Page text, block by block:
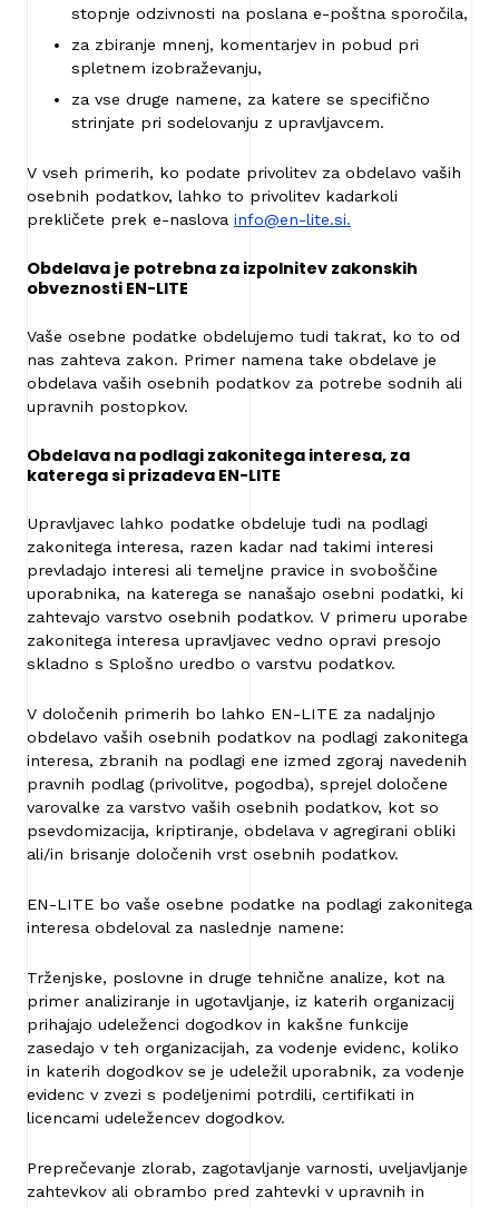
stopnje odzivnosti na poslana e-poštna sporočila,
za zbiranje mnenj, komentarjev in pobud pri
spletnem izobraževanju,
za vse druge namene, za katere se specifično
strinjate pri sodelovanju z upravljavcem.
V vseh primerih, ko podate privolitev za obdelavo vaših
osebnih podatkov, lahko to privolitev kadarkoli
prekličete prek e-naslova info@en-lite.si.
Obdelava je potrebna za izpolnitev zakonskih
obveznosti EN-LITE
Vaše osebne podatke obdelujemo tudi takrat, ko to od
nas zahteva zakon. Primer namena take obdelave je
obdelava vaših osebnih podatkov za potrebe sodnih ali
upravnih postopkov.
Obdelava na podlagi zakonitega interesa, za
katerega si prizadeva EN-LITE
Upravljavec lahko podatke obdeluje tudi na podlagi
zakonitega interesa, razen kadar nad takimi interesi
prevladajo interesi ali temeljne pravice in svoboščine
uporabnika, na katerega se nanašajo osebni podatki, ki
zahtevajo varstvo osebnih podatkov. V primeru uporabe
zakonitega interesa upravljavec vedno opravi presojo
skladno s Splošno uredbo o varstvu podatkov.
V določenih primerih bo lahko EN-LITE za nadaljnjo
obdelavo vaših osebnih podatkov na podlagi zakonitega
interesa, zbranih na podlagi ene izmed zgoraj navedenih
pravnih podlag (privolitve, pogodba), sprejel določene
varovalke za varstvo vaših osebnih podatkov, kot so
psevdomizacija, kriptiranje, obdelava v agregirani obliki
ali/in brisanje določenih vrst osebnih podatkov.
EN-LITE bo vaše osebne podatke na podlagi zakonitega
interesa obdeloval za naslednje namene:
Trženjske, poslovne in druge tehnične analize, kot na
primer analiziranje in ugotavljanje, iz katerih organizacij
prihajajo udeleženci dogodkov in kakšne funkcije
zasedajo v teh organizacijah, za vodenje evidenc, koliko
in katerih dogodkov se je udeležil uporabnik, za vodenje
evidenc v zvezi s podeljenimi potrdili, certifikati in
licencami udeležencev dogodkov.
Preprečevanje zlorab, zagotavljanje varnosti, uveljavljanje
zahtevkov ali obrambo pred zahtevki v upravnih in